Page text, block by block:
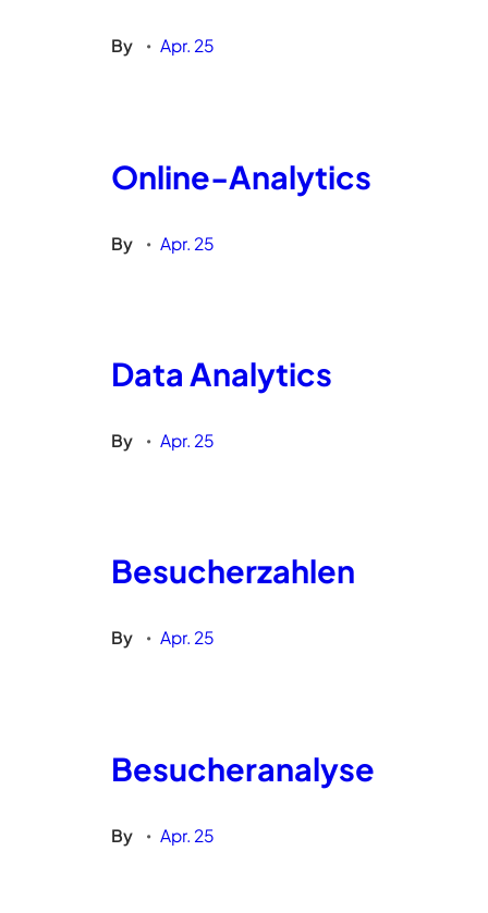
By • Apr. 25
Online-Analytics
By • Apr. 25
Data Analytics
By • Apr. 25
Besucherzahlen
By • Apr. 25
Besucheranalyse
By • Apr. 25